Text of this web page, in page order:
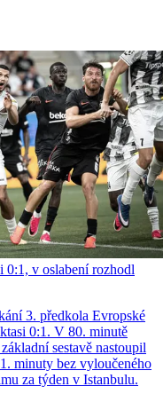
0:1, v oslabení rozhodl
3. předkola Evropské
0:1. V 80. minutě
sestavě nastoupil
minuty bez vyloučeného
za týden v Istanbulu.